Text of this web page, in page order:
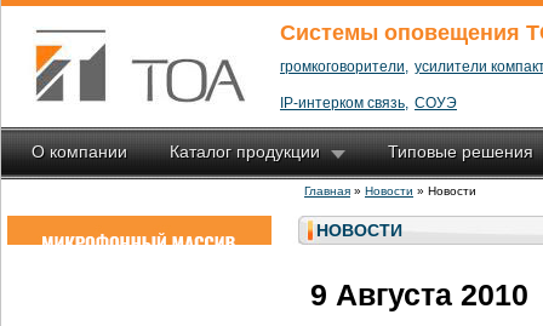
Системы оповещения
громкоговорители, усилители
IP-интерком связь, СОУЭ
О компании Каталог продукции Типовые решения
Главная » Новости » Новости
НОВОСТИ
9 Августа 2010